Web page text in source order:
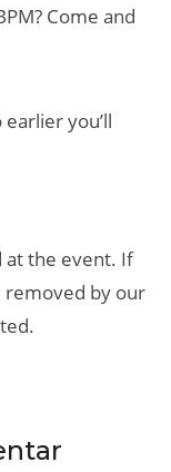
Come and
you’ll
at the event. If
removed by our